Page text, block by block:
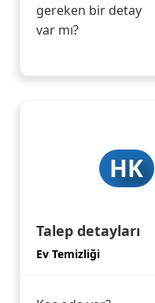
gereken bir detay
var mı?
HK
Talep detayları
Ev Temizliği